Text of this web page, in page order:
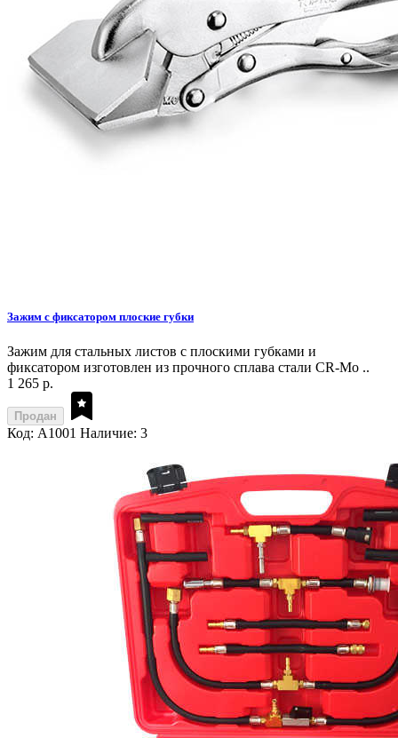
Зажим с фиксатором плоские губки
Зажим для стальных листов с плоскими губками и
фиксатором изготовлен из прочного сплава стали CR-Mo ..
1 265 р.
Продан
Код: A1001 Наличие: 3